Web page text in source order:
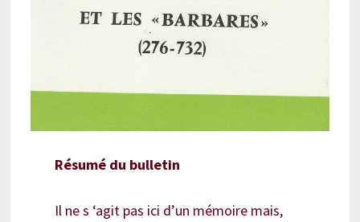
Résumé du bulletin
Il ne s ‘agit pas ici d’un mémoire mais,